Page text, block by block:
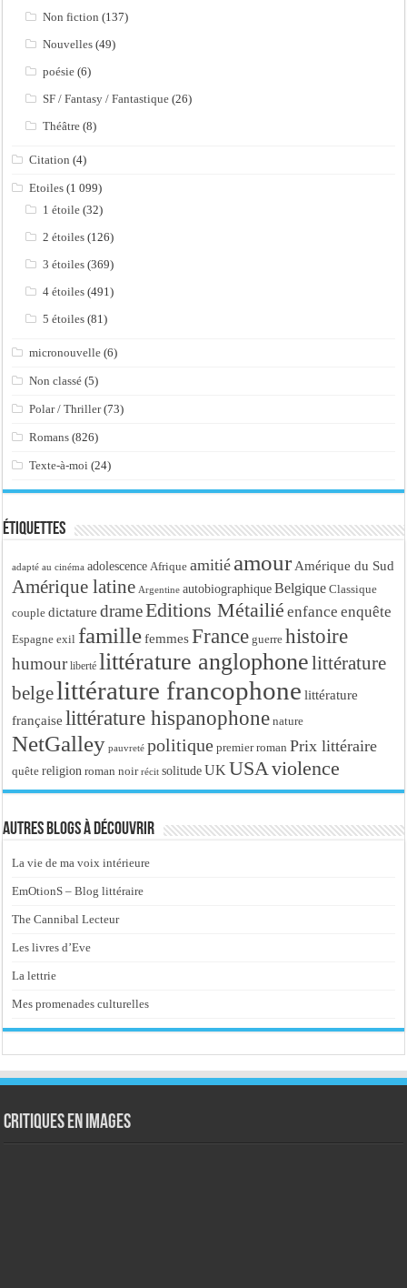
Non fiction (137)
Nouvelles (49)
poésie (6)
SF / Fantasy / Fantastique (26)
Théâtre (8)
Citation (4)
Etoiles (1 099)
1 étoile (32)
2 étoiles (126)
3 étoiles (369)
4 étoiles (491)
5 étoiles (81)
micronouvelle (6)
Non classé (5)
Polar / Thriller(73)
Romans (826)
Texte-à-moi (24)
Étiquettes
adapté au cinéma adolescence Afrique amitié amour Amérique du Sud
Amérique latine Argentine autobiographique Belgique Classique
couple dictature drameEditions Métailié enfance enquête
Espagne exil famille femmes France guerre histoire
humour liberté littérature anglophonelittérature
belgelittérature francophone littérature
française littérature hispanophone nature
NetGalley pauvreté politique premier roman Prix littéraire
quête religion roman noir récit solitude UK USAviolence
Autres blogs à découvrir
La vie de ma voix intérieure
EmOtionS – Blog littéraire
The Cannibal Lecteur
Les livres d’Eve
La lettrie
Mes promenades culturelles
Critiques en images